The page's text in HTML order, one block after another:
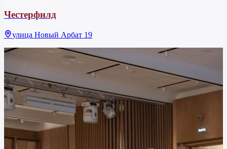
Честерфилд
улица Новый Арбат 19